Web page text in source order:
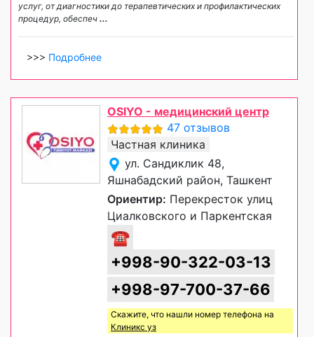
услуг, от диагностики до терапевтических и профилактических
процедур, обеспеч ...
>>> Подробнее
OSIYO - медицинский центр
47 отзывов
Частная клиника
ул. Сандиклик 48,
Яшнабадский район, Ташкент
Ориентир: Перекресток улиц
Циалковского и Паркентская
☎
+998-90-322-03-13
+998-97-700-37-66
Скажите, что нашли номер телефона на
Клиникс уз